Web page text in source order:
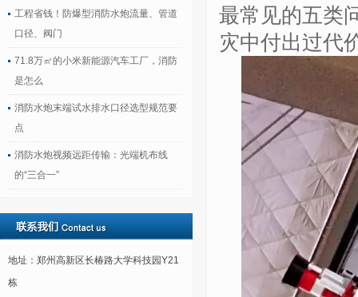
工程省钱！防爆型消防水炮流量、管道
口径、阀门
71.8万㎡的小米新能源汽车工厂，消防
是怎么
消防水炮末端试水排水口径选型规范要
点
消防水炮视频远距传输：光端机布线
的“三合一”
地址：郑州高新区长椿路大学科技园Y21
栋
最常见的五类
灾中付出过代